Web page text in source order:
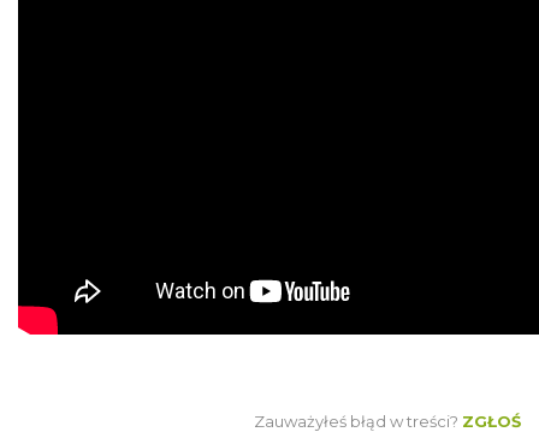
Zauważyłeś błąd w treści? ZGŁOŚ